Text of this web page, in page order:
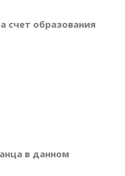
счет образования
в данном